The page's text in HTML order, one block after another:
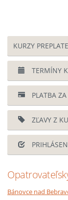
KURZY
TERMÍNY
PLATBA
ZĽAVY Z
Bánovce nad